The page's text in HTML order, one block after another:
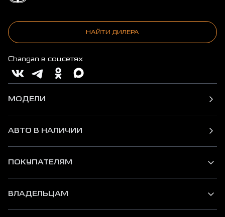
НАЙТИ ДИЛЕРА
Changan в соцсетях
МОДЕЛИ
АВТО В НАЛИЧИИ
ПОКУПАТЕЛЯМ
ВЛАДЕЛЬЦАМ